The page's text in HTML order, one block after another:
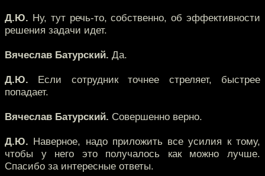
Д.Ю. Ну, тут речь-то, собственно, об эффективности
решения задачи идет.
Вячеслав Батурский. Да.
Д.Ю. Если сотрудник точнее стреляет, быстрее
попадает.
Вячеслав Батурский. Совершенно верно.
Д.Ю. Наверное, надо приложить все усилия к тому,
чтобы у него это получалось как можно лучше.
Спасибо за интересные ответы.